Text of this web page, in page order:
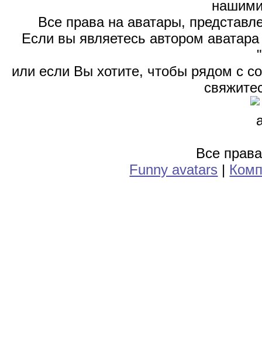
Все права на аватары,
Если вы являетесь автором
или если Вы хотите, чтобы рядом с
Все
Funny avatars |